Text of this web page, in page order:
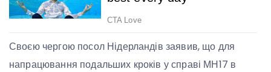
Своєю чергою посол Нідерландів заявив, що для
напрацювання подальших кроків у справі МН17 в